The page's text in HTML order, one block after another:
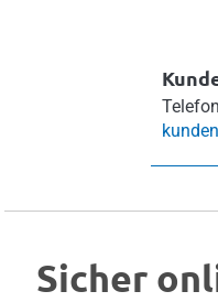
Telefon
Sicher